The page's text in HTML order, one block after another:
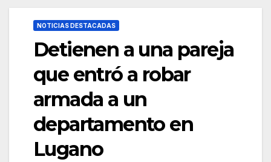
NOTICIAS DESTACADAS
Detienen a una pareja
que entró a robar
armada a un
departamento en
Lugano